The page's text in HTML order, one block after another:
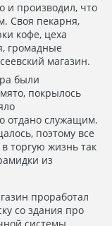
и производил, что
Своя пекарня,
кофе, цеха
громадные
магазин.
были
покрылось
отдано служащим.
поэтому все
торгую жизнь так
из
проработал
со здания про